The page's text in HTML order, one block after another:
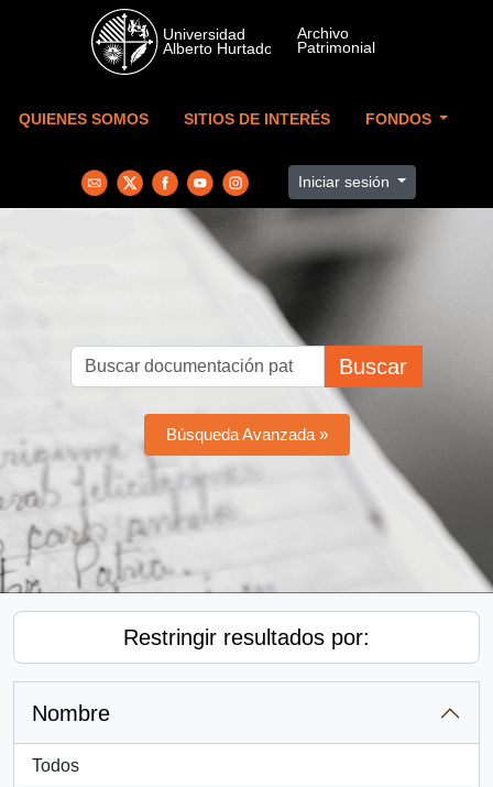
Skip to main content
QUIENES SOMOS SITIOS DE INTERÉS FONDOS
Iniciar sesión
Buscar
Búsqueda Avanzada »
Restringir resultados por:
Nombre
Todos